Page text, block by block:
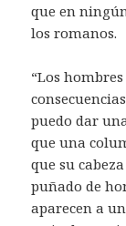
que en
los romanos.
“Los
puedo dar
que una
que su
puñado de
aparecen a